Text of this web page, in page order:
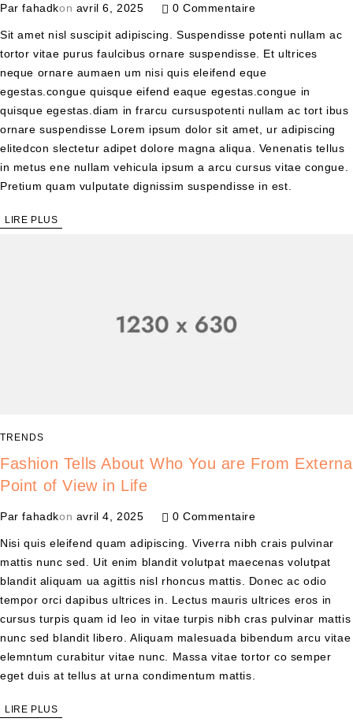
Par fahadkon avril 6, 2025 0 Commentaire
Sit amet nisl suscipit adipiscing. Suspendisse potenti nullam ac
tortor vitae purus faulcibus ornare suspendisse. Et ultrices
neque ornare aumaen um nisi quis eleifend eque
egestas.congue quisque eifend eaque egestas.congue in
quisque egestas.diam in frarcu cursuspotenti nullam ac tort ibus
ornare suspendisse Lorem ipsum dolor sit amet, ur adipiscing
elitedcon slectetur adipet dolore magna aliqua. Venenatis tellus
in metus ene nullam vehicula ipsum a arcu cursus vitae congue.
Pretium quam vulputate dignissim suspendisse in est.
LIRE PLUS
TRENDS
Fashion Tells About Who You are From Externa
Point of View in Life
Par fahadkon avril 4, 2025 0 Commentaire
Nisi quis eleifend quam adipiscing. Viverra nibh crais pulvinar
mattis nunc sed. Uit enim blandit volutpat maecenas volutpat
blandit aliquam ua agittis nisl rhoncus mattis. Donec ac odio
tempor orci dapibus ultrices in. Lectus mauris ultrices eros in
cursus turpis quam id leo in vitae turpis nibh cras pulvinar mattis
nunc sed blandit libero. Aliquam malesuada bibendum arcu vitae
elemntum curabitur vitae nunc. Massa vitae tortor co semper
eget duis at tellus at urna condimentum mattis.
LIRE PLUS